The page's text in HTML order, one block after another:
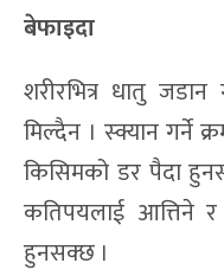
बेफाइदा
शरीरभित्र धातु
मिल्दैन । स्क्यान गर्ने
किसिमको डर पैदा
कतिपयलाई आत्तिने
हुनसक्छ ।